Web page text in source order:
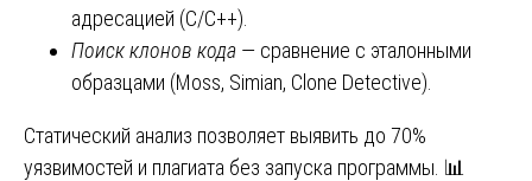
адресацией (C/C++).
Поиск клонов кода — сравнение с эталонными
образцами (Moss, Simian, Clone Detective).
Статический анализ позволяет выявить до 70%
уязвимостей и плагиата без запуска программы. 📊